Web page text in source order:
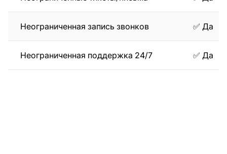
Неограниченная запись звонков ✅ Да
Неограниченная поддержка 24/7 ✅ Да